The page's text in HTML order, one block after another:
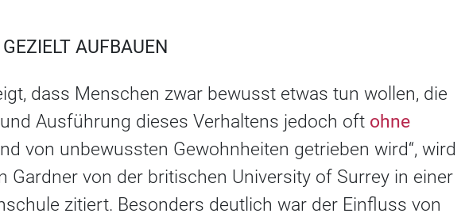
AUFBAUEN
dass Menschen zwar bewusst etwas tun wollen, die
Ausführung dieses Verhaltens jedoch oft ohne
von unbewussten Gewohnheiten getrieben wird“, wird
Gardner von der britischen University of Surrey in einer
zitiert. Besonders deutlich war der Einfluss von